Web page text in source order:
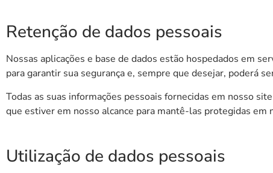
Retenção de dados pessoais
Nossas aplicações e base de dados estão hospedados em
para garantir sua segurança e, sempre que desejar, poderá
Todas as suas informações pessoais fornecidas em nosso
que estiver em nosso alcance para mantê-las protegidas em
Utilização de dados pessoais